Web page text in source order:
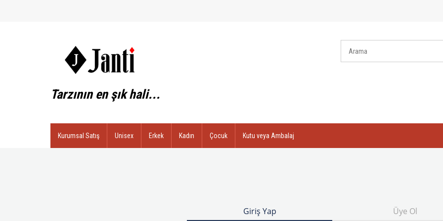
Tarzının en şık hali...
Kurumsal Satış Unisex Erkek Kadın Çocuk Kutu veya Ambalaj
Giriş Yap Üye Ol